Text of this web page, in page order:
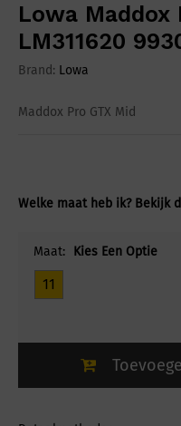
Lowa Maddox
LM311620
Brand: Lowa
Maddox Pro GTX Mid
Welke maat heb ik? Bekijk
Maat: Kies Een Optie
11